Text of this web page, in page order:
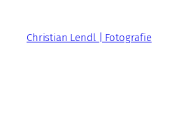
springenChristian Lendl | Fotografie